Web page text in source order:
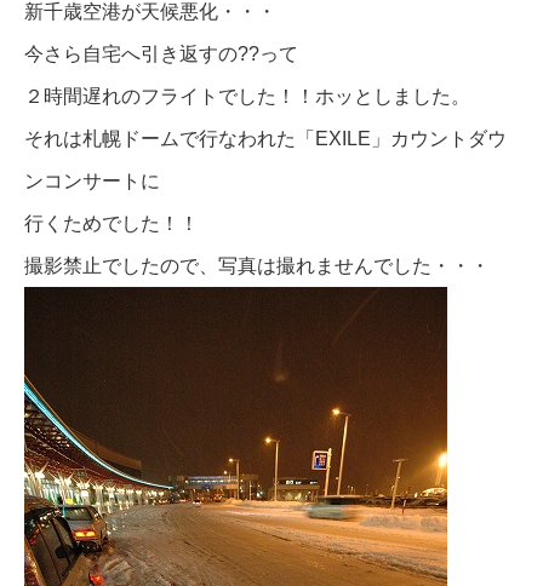
新千歳空港が天候悪化・・・
今さら自宅へ引き返すの??って
２時間遅れのフライトでした！！ホッとしました。
それは札幌ドームで行なわれた「EXILE」カウントダウ
ンコンサートに
行くためでした！！
撮影禁止でしたので、写真は撮れませんでした・・・